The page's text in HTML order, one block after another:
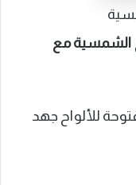
الشمسية مع
للألواح جهد